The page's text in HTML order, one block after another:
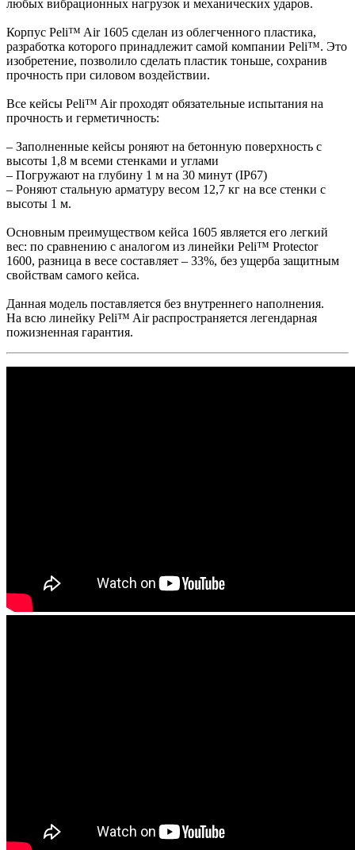
любых вибрационных нагрузок и механических ударов.
Корпус Peli™ Air 1605 сделан из облегченного пластика,
разработка которого принадлежит самой компании Peli™. Это
изобретение, позволило сделать пластик тоньше, сохранив
прочность при силовом воздействии.
Все кейсы Peli™ Air проходят обязательные испытания на
прочность и герметичность:
– Заполненные кейсы роняют на бетонную поверхность с
высоты 1,8 м всеми стенками и углами
– Погружают на глубину 1 м на 30 минут (IP67)
– Роняют стальную арматуру весом 12,7 кг на все стенки с
высоты 1 м.
Основным преимуществом кейса 1605 является его легкий
вес: по сравнению с аналогом из линейки Peli™ Protector
1600, разница в весе составляет – 33%, без ущерба защитным
свойствам самого кейса.
Данная модель поставляется без внутреннего наполнения.
На всю линейку Peli™ Air распространяется легендарная
пожизненная гарантия.